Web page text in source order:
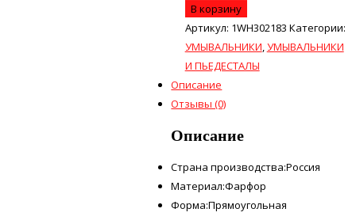
В корзину
Артикул: 1WH302183 Категории:
УМЫВАЛЬНИКИ,УМЫВАЛЬНИКИ
И ПЬЕДЕСТАЛЫ
Описание
Отзывы (0)
Описание
Страна производства:Россия
Материал:Фарфор
Форма:Прямоугольная